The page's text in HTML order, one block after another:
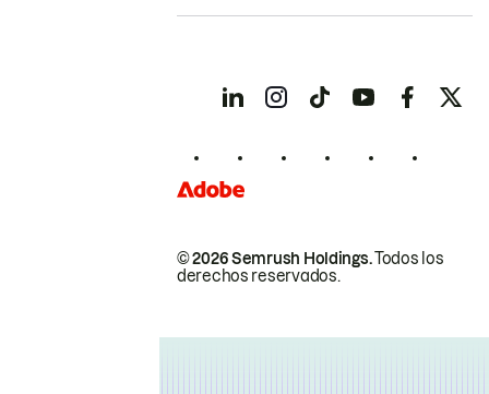
© 2026 Semrush Holdings.Todos los
derechos reservados.